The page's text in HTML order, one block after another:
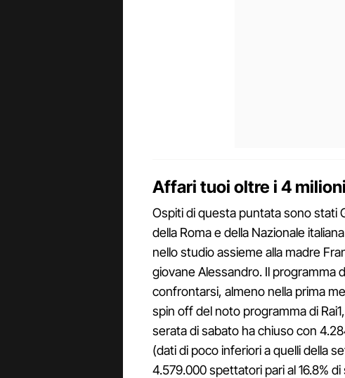
Affari tuoi oltre i 4 milioni
Ospiti di questa puntata sono stati
della Roma e della Nazionale
nello studio assieme alla madre
giovane Alessandro. Il programma
confrontarsi, almeno nella prima
spin off del noto programma di
serata di sabato ha chiuso con
(dati di poco inferiori a quelli della
4.579.000 spettatori pari al 16.8% di